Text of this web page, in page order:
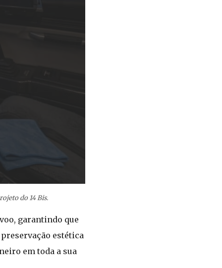
do 14 Bis.
garantindo que
estética
em toda a sua